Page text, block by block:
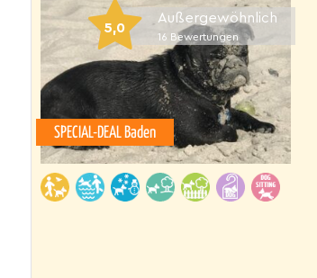
5,0
Außergewöhnlich
16 Bewertungen
SPECIAL-DEAL Baden